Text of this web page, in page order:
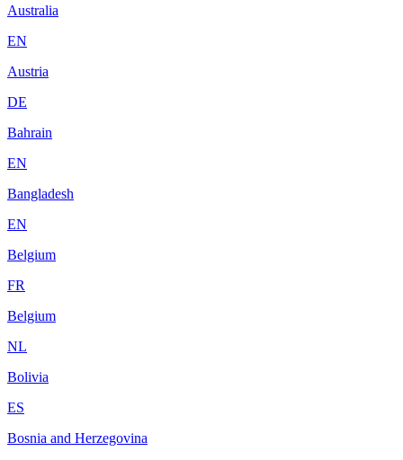
Australia
EN
Austria
DE
Bahrain
EN
Bangladesh
EN
Belgium
FR
Belgium
NL
Bolivia
ES
Bosnia and Herzegovina